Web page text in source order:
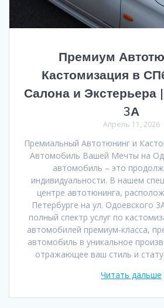
Премиум
Кастомизация в
Салона и Экстерьера
3А
Апрель 11, 2026
Премиальный Автотюнинг и
Автомобиль Вашей Мечты на
автомобиль – это
индивидуальности. В нашем
центре автотюнинга,
Петербурге на ул. Одоевского
полный спектр услуг по
автомобилей премиум-класса,
автомобиль в уникальное
отражающее ваш стиль и
Читать дальше